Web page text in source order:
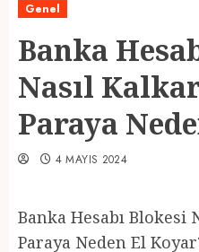
Genel
Banka
Nasıl
Paraya
4 MAYIS 2024
Banka Hesabı Blokesi
Paraya Neden El